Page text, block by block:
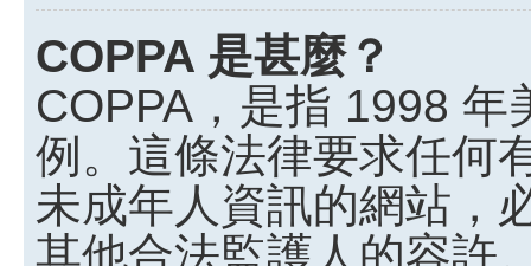
COPPA 是甚麼？
COPPA，是指 1998
例。這條法律要求任何
未成年人資訊的網站，
其他合法監護人的容許